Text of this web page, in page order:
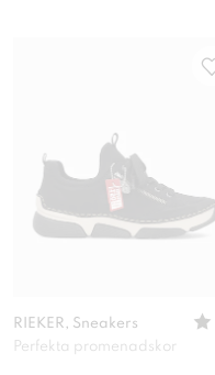
RIEKER, Sneakers
Perfekta promenadskor